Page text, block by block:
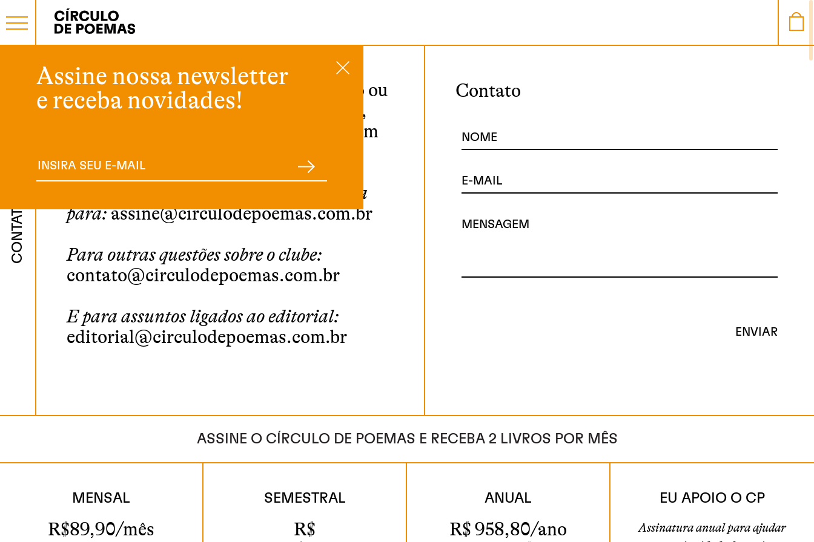
CONTATO
Se você tiver alguma dúvida, sugestão ou
quiser falar conosco por outro motivo,
nos escreva que teremos todo prazer em
Para dúvidas sobre assinaturas, escreva
para:assine@circulodepoemas.com.br
Para outras questões sobre o clube:
contato@circulodepoemas.com.br
E para assuntos ligados ao editorial:
editorial@circulodepoemas.com.br
Contato
NOME
E-MAIL
MENSAGEM
Assine nossa newsletter
e receba novidades!
ASSINE O CÍRCULO DE POEMAS E RECEBA 2 LIVROS POR MÊS
MENSAL
R$89,90/mês
SEMESTRAL
R$
ANUAL
R$ 958,80/ano
EU APOIO O CP
Assinatura anual para ajudar